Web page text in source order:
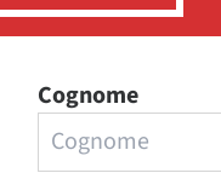
Cognome